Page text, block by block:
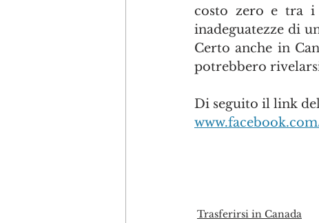
costo zero e tra i
inadeguatezze di
Certo anche in
potrebbero
Di seguito il link
Trasferirsi in Canada